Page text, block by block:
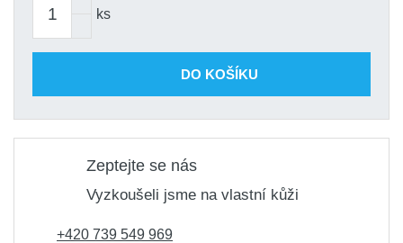
Athmer Schall-Ex Slide M-12 WS ZA-R
3 054 KčKód produktu: variant|1-845-0958-1
ks
DO KOŠÍKU
Zeptejte se nás
Vyzkoušeli jsme na vlastní kůži
+420 739 549 969